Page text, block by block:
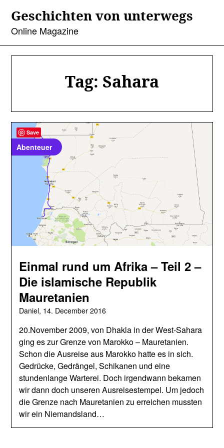
content
Geschichten von unterwegs
Online Magazine
Tag: Sahara
Abenteuer
Einmal rund um Afrika – Teil 2 –
Die islamische Republik
Mauretanien
Daniel, 14. December 2016
20.November 2009, von Dhakla in der West-Sahara
ging es zur Grenze von Marokko – Mauretanien.
Schon die Ausreise aus Marokko hatte es in sich.
Gedrücke, Gedrängel, Schikanen und eine
stundenlange Warterei. Doch irgendwann bekamen
wir dann doch unseren Ausreisestempel. Um jedoch
die Grenze nach Mauretanien zu erreichen mussten
wir ein Niemandsland…
Save